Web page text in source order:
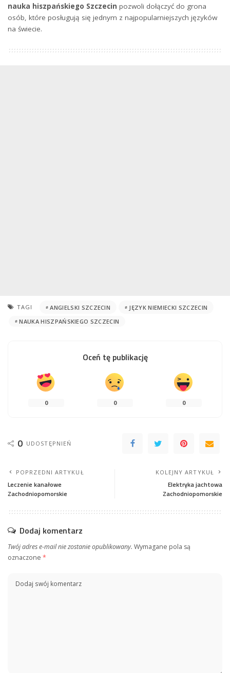
nauka hiszpańskiego Szczecin pozwoli dołączyć do grona
osób, które posługują się jednym z najpopularniejszych języków
na świecie.
TAGI ANGIELSKI SZCZECIN
JĘZYK NIEMIECKI SZCZECIN
NAUKA HISZPAŃSKIEGO SZCZECIN
Oceń tę publikację
0 0 0
0 UDOSTĘPNIEŃ
POPRZEDNI ARTYKUŁ
Leczenie kanałowe
Zachodniopomorskie
KOLEJNY ARTYKUŁ
Elektryka jachtowa
Zachodniopomorskie
Dodaj komentarz
Twój adres e-mail nie zostanie opublikowany. Wymagane pola są
oznaczone *